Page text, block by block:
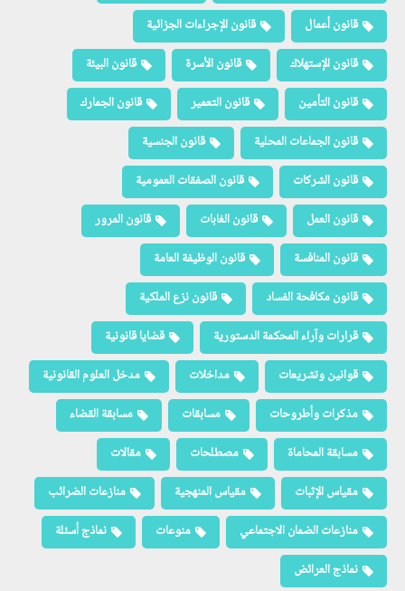
قانون أعمال
قانون الإجراءات الجزائية
قانون الإستهلاك
قانون الأسرة
قانون البيئة
قانون التأمين
قانون التعمير
قانون الجمارك
قانون الجماعات المحلية
قانون الجنسية
قانون الشركات
قانون الصفقات العمومية
قانون العمل
قانون الغابات
قانون المرور
قانون المنافسة
قانون الوظيفة العامة
قانون مكافحة الفساد
قانون نزع الملكية
قرارات وآراء المحكمة الدستورية
قضايا قانونية
قوانين وتشريعات
مداخلات
مدخل العلوم القانونية
مذكرات وأطروحات
مسابقات
مسابقة القضاء
مسابقة المحاماة
مصطلحات
مقالات
مقياس الإثبات
مقياس المنهجية
منازعات الضرائب
منازعات الضمان الاجتماعي
منوعات
نماذج أسئلة
نماذج العرائض